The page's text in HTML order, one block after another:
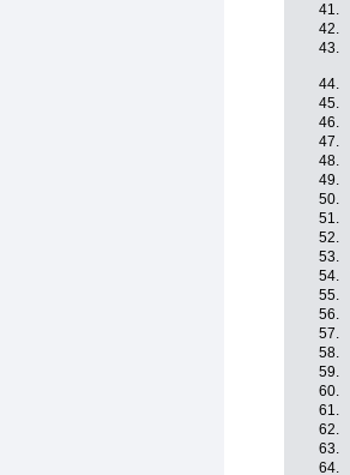
41.
42.
43.
44.
45.
46.
47.
48.
49.
50.
51.
52.
53.
54.
55.
56.
57.
58.
59.
60.
61.
62.
63.
64.